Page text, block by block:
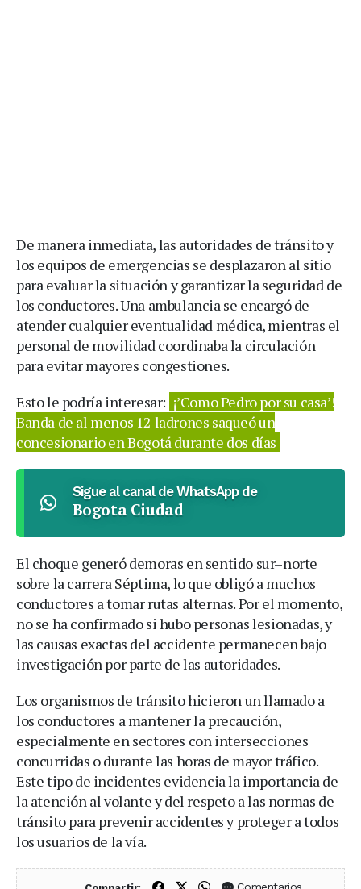
De manera inmediata, las autoridades de tránsito y
los equipos de emergencias se desplazaron al sitio
para evaluar la situación y garantizar la seguridad de
los conductores. Una ambulancia se encargó de
atender cualquier eventualidad médica, mientras el
personal de movilidad coordinaba la circulación
para evitar mayores congestiones.
Esto le podría interesar: ¡’Como Pedro por su casa’!
Banda de al menos 12 ladrones saqueó un
concesionario en Bogotá durante dos días
Sigue al canal de WhatsApp de
Bogota Ciudad
El choque generó demoras en sentido sur–norte
sobre la carrera Séptima, lo que obligó a muchos
conductores a tomar rutas alternas. Por el momento,
no se ha confirmado si hubo personas lesionadas, y
las causas exactas del accidente permanecen bajo
investigación por parte de las autoridades.
Los organismos de tránsito hicieron un llamado a
los conductores a mantener la precaución,
especialmente en sectores con intersecciones
concurridas o durante las horas de mayor tráfico.
Este tipo de incidentes evidencia la importancia de
la atención al volante y del respeto a las normas de
tránsito para prevenir accidentes y proteger a todos
los usuarios de la vía.